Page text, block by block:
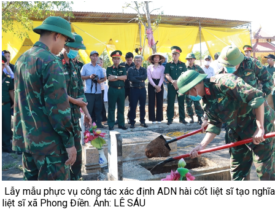
Lẫy mẫu phực vụ công tác xác định ADN hài cốt liệt sĩ tạo
liệt sĩ xã Phong Điền. Ảnh: LÊ SÁU